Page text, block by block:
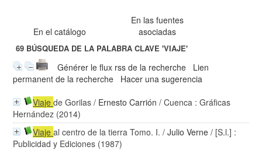
En el catálogo
En las fuentes
asociadas
69 BÚSQUEDA DE LA PALABRA CLAVE'VIAJE'
Générer le flux rss de la recherche
Lien
permanent de la recherche
Hacer una sugerencia
Viajede Gorilas / Ernesto Carrión / Cuenca : Gráficas
Hernández (2014)
Viajeal centro de la tierra Tomo. I. /Julio Verne / [S.l.] :
Publicidad y Ediciones (1987)